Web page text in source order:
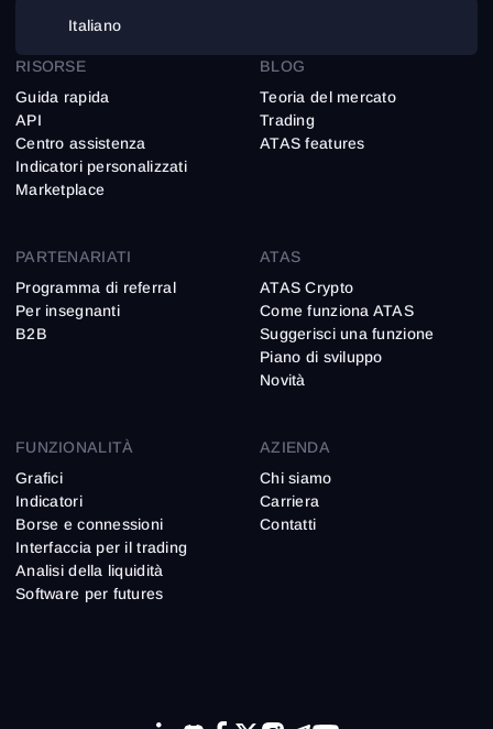
Italiano
FUNZIONALITÀ
Grafici
Indicatori
Borse e connessioni
Interfaccia per il trading
Analisi della liquidità
Software per futures
RISORSE
Guida rapida
API
Centro assistenza
Indicatori personalizzati
Marketplace
BLOG
Teoria del mercato
Trading
ATAS features
PARTENARIATI
Programma di referral
Per insegnanti
B2B
ATAS
ATAS Crypto
Come funziona ATAS
Suggerisci una funzione
Piano di sviluppo
Novità
AZIENDA
Chi siamo
Carriera
Contatti